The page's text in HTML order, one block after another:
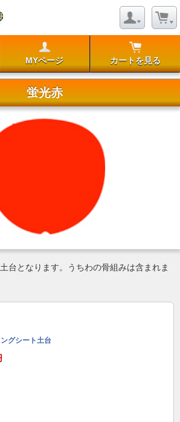
MYページ カートを見る
蛍光赤
台となります。うちわの骨組みは含まれま
グシート土台